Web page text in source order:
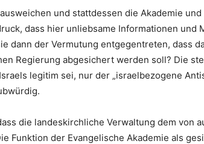
und stattdessen die Akademie
dass hier unliebsame Informationen und
dann der Vermutung entgegentreten, dass
Regierung abgesichert werden soll? Die
legitim sei, nur der „israelbezogene
die landeskirchliche Verwaltung dem von
Funktion der Evangelische Akademie als